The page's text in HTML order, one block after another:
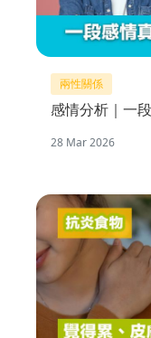
兩性關係
感情分析｜一
28 Mar 2026